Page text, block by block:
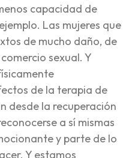
capacidad de
Las mujeres que
de mucho daño, de
sexual. Y
de la terapia de
desde la recuperación
a sí mismas
y parte de lo
Y estamos